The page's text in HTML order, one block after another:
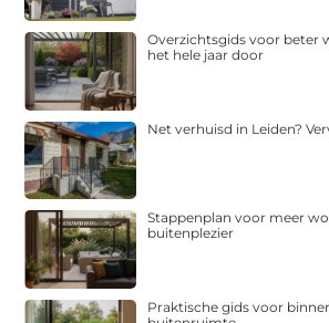
Overzichtsgids voor beter
het hele jaar door
Net verhuisd in Leiden?
Stappenplan voor meer
buitenplezier
Praktische gids voor